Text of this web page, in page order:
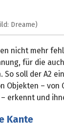
Dreame)
nicht mehr
für die
soll der A2
Objekten – von
erkennt und
Kante